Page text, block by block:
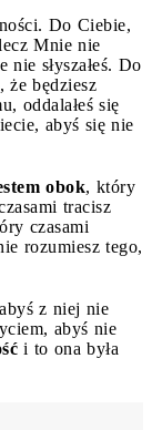
Do Ciebie,
Mnie nie
nie słyszałeś. Do
że będziesz
oddalałeś się
abyś się nie
obok, który
tracisz
czasami
rozumiesz tego,
z niej nie
abyś nie
i to ona była